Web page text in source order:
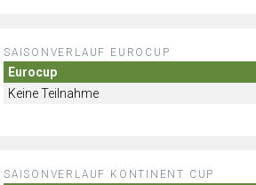
SAISONVERLAUF EUROCUP
Eurocup
Keine Teilnahme
SAISONVERLAUF KONTINENT CUP